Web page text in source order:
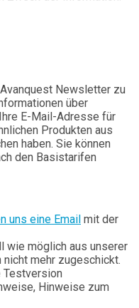
Newsletter zu
über
E-Mail-Adresse für
Produkten aus
haben. Sie können
den Basistarifen
uns eine Email mit der
wie möglich aus unserer
mehr zugeschickt.
Testversion
Hinweise zum